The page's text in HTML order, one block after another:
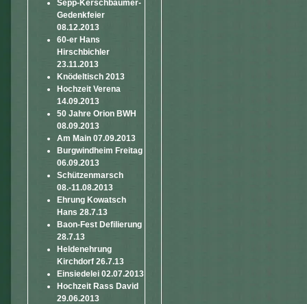
Sepp-Kerschbaumer-
Gedenkfeier
08.12.2013
60-er Hans
Hirschbichler
23.11.2013
Knödeltisch 2013
Hochzeit Verena
14.09.2013
50 Jahre Orion BWH
08.09.2013
Am Main 07.09.2013
Burgwindheim Freitag
06.09.2013
Schützenmarsch
08.-11.08.2013
Ehrung Kowatsch
Hans 28.7.13
Baon-Fest Defilierung
28.7.13
Heldenehrung
Kirchdorf 26.7.13
Einsiedelei 02.07.2013
Hochzeit Rass David
29.06.2013